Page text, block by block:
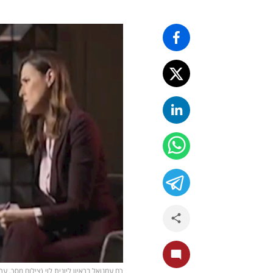
רם עמנואל בראיון ליונית לוי (צילום מסך,